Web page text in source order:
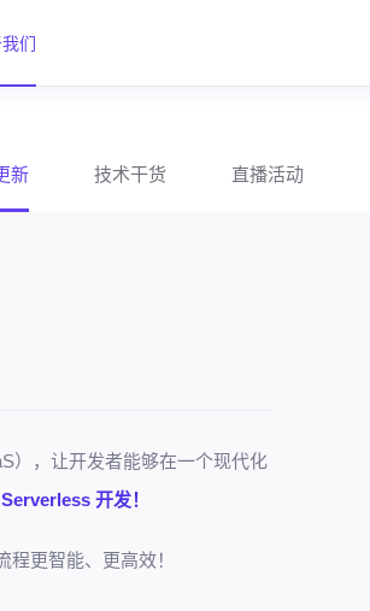
们
新 技术干货 直播活动
），让开发者能够在一个现代化
开发！
更智能、更高效！